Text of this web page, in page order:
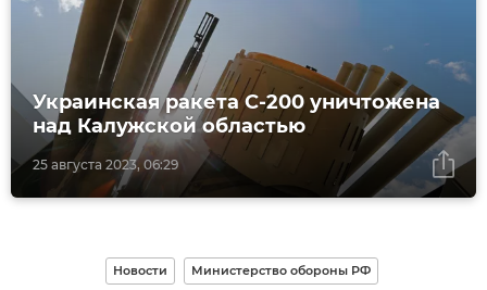
25 августа 2023, 06:29
Украинская ракета С-200 уничтожена
над Калужской областью
Новости Министерство обороны РФ